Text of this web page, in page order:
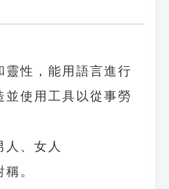
靈性，能用語言進行
並使用工具以從事勞
人、女人
。